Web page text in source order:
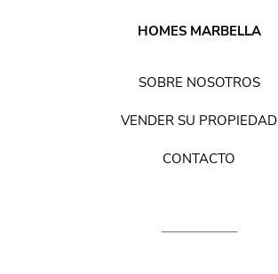
HOMES MARBELLA
SOBRE NOSOTROS
VENDER SU PROPIEDAD
CONTACTO